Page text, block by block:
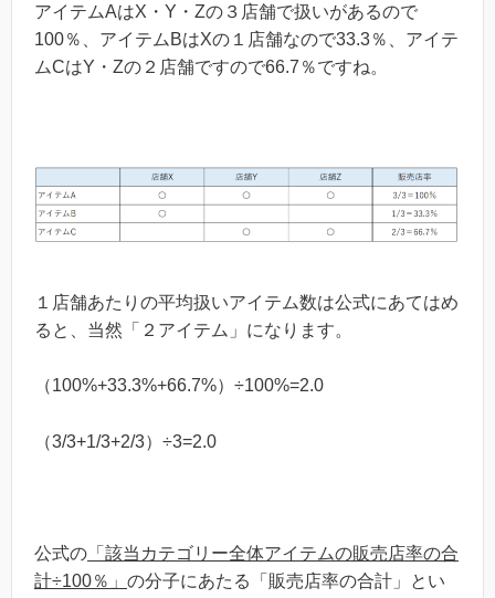
アイテムAはX・Y・Zの３店舗で扱いがあるので
100％、アイテムBはXの１店舗なので33.3％、アイテ
ムCはY・Zの２店舗ですので66.7％ですね。
１店舗あたりの平均扱いアイテム数は公式にあてはめ
ると、当然「２アイテム」になります。
（100%+33.3%+66.7%）÷100%=2.0
（3/3+1/3+2/3）÷3=2.0
公式の 「該当カテゴリー全体アイテムの販売店率の合
計÷100％」 の分子にあたる「販売店率の合計」とい